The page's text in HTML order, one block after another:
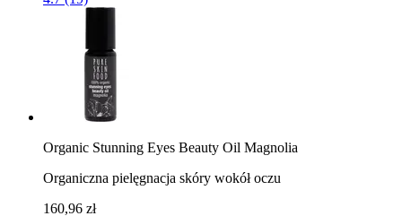
Organic Stunning Eyes Beauty Oil Magnolia
Organiczna pielęgnacja skóry wokół oczu
160,96 zł